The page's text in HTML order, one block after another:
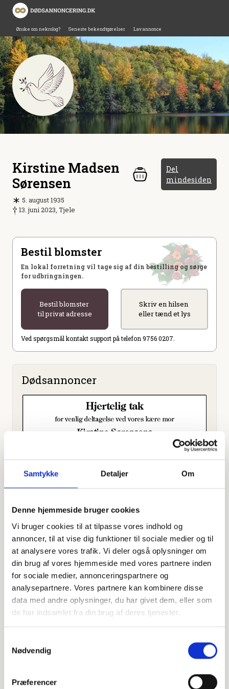
Samtykke Detaljer Om
Denne hjemmeside bruger cookies
Vi bruger cookies til at tilpasse vores indhold og
annoncer, til at vise dig funktioner til sociale medier og til
at analysere vores trafik. Vi deler også oplysninger om
din brug af vores hjemmeside med vores partnere inden
for sociale medier, annonceringspartnere og
analysepartnere. Vores partnere kan kombinere disse
data med andre oplysninger, du har givet dem, eller som
de har indsamlet fra din brug af deres tjenester.
Nødvendig
Præferencer
Ønske om nekrolog? Seneste bekendtgørelser Lav annonce
Kirstine Madsen
Sørensen
Del
mindesiden
5. august 1935
13. juni 2023, Tjele
Bestil blomster
En lokal forretning vil tage sig af din bestilling og sørge
for udbringningen.
Bestil blomster
til privat adresse
Skriv en hilsen
eller tænd et lys
Ved spørgsmål kontakt support på telefon 9756 0207.
Dødsannoncer
Offentligtgjort i Landsbyerne d. 21. juni 2023
Højtideligheden
Lørdagd. 17. juni 2023 kl. 13.30
Ørum Kirke
Østergade 27, 8830 Tjele
+
−
contributors